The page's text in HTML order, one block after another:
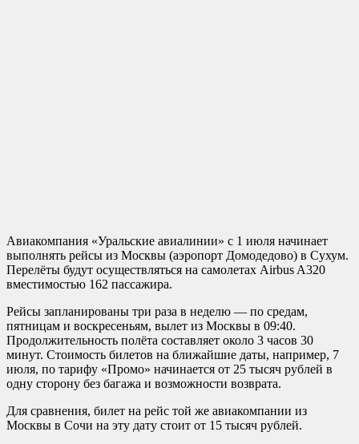
Авиакомпания «Уральские авиалинии» с 1 июля начинает
выполнять рейсы из Москвы (аэропорт Домодедово) в Сухум.
Перелёты будут осуществляться на самолетах Airbus A320
вместимостью 162 пассажира.
Рейсы запланированы три раза в неделю — по средам,
пятницам и воскресеньям, вылет из Москвы в 09:40.
Продолжительность полёта составляет около 3 часов 30
минут. Стоимость билетов на ближайшие даты, например, 7
июля, по тарифу «Промо» начинается от 25 тысяч рублей в
одну сторону без багажа и возможности возврата.
Для сравнения, билет на рейс той же авиакомпании из
Москвы в Сочи на эту дату стоит от 15 тысяч рублей.